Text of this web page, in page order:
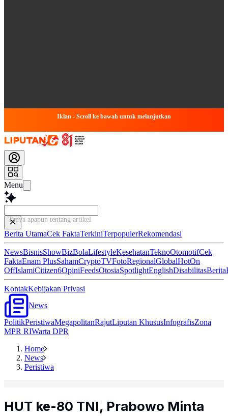
Iklan - Scroll ke bawah untuk melanjutkan
Menu
Tanya apapun tentang artikel ini...
Berita UtamaCek FaktaTerkiniTerpopulerRekomendasi
NewsBisnisShowBizBolaLifestyleKesehatanTeknoOtomotifCek
FaktaEnam PlusSahamCryptoTVFotoRegionalGlobalHotOn
OffIslamiCitizen6OpiniFeedsOtosiaSpotlightEnglishDisabilitasBerita
KontakKebijakan Privasi
News
PolitikPeristiwaMegapolitanRajutLiputan KhususInfografisZona
MPR RIWarta DPR
Home
News
Peristiwa
HUT ke-80 TNI, Prabowo Minta